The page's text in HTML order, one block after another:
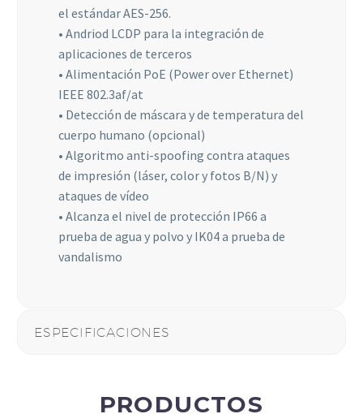
el estándar AES-256.
• Andriod LCDP para la integración de
aplicaciones de terceros
• Alimentación PoE (Power over Ethernet)
IEEE 802.3af/at
• Detección de máscara y de temperatura del
cuerpo humano (opcional)
• Algoritmo anti-spoofing contra ataques
de impresión (láser, color y fotos B/N) y
ataques de vídeo
• Alcanza el nivel de protección IP66 a
prueba de agua y polvo y IK04 a prueba de
vandalismo
ESPECIFICACIONES
PRODUCTOS